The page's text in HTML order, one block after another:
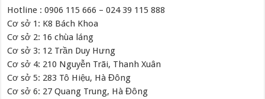
Hotline : 0906 115 666 – 024 39 115 888
Cơ sở 1: K8 Bách Khoa
Cơ sở 2: 16 chùa láng
Cơ sở 3: 12 Trần Duy Hưng
Cơ sở 4: 210 Nguyễn Trãi, Thanh Xuân
Cơ sở 5: 283 Tô Hiệu, Hà Đông
Cơ sở 6: 27 Quang Trung, Hà Đông